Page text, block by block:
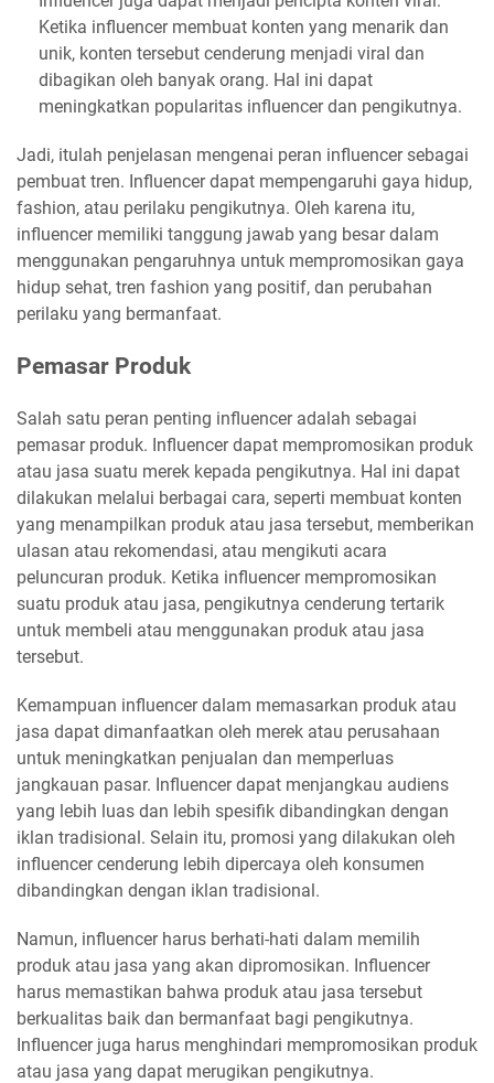
Ketika influencer membuat konten yang menarik dan
unik, konten tersebut cenderung menjadi viral dan
dibagikan oleh banyak orang. Hal ini dapat
meningkatkan popularitas influencer dan pengikutnya.
Jadi, itulah penjelasan mengenai peran influencer sebagai
pembuat tren. Influencer dapat mempengaruhi gaya hidup,
fashion, atau perilaku pengikutnya. Oleh karena itu,
influencer memiliki tanggung jawab yang besar dalam
menggunakan pengaruhnya untuk mempromosikan gaya
hidup sehat, tren fashion yang positif, dan perubahan
perilaku yang bermanfaat.
Pemasar Produk
Salah satu peran penting influencer adalah sebagai
pemasar produk. Influencer dapat mempromosikan produk
atau jasa suatu merek kepada pengikutnya. Hal ini dapat
dilakukan melalui berbagai cara, seperti membuat konten
yang menampilkan produk atau jasa tersebut, memberikan
ulasan atau rekomendasi, atau mengikuti acara
peluncuran produk. Ketika influencer mempromosikan
suatu produk atau jasa, pengikutnya cenderung tertarik
untuk membeli atau menggunakan produk atau jasa
tersebut.
Kemampuan influencer dalam memasarkan produk atau
jasa dapat dimanfaatkan oleh merek atau perusahaan
untuk meningkatkan penjualan dan memperluas
jangkauan pasar. Influencer dapat menjangkau audiens
yang lebih luas dan lebih spesifik dibandingkan dengan
iklan tradisional. Selain itu, promosi yang dilakukan oleh
influencer cenderung lebih dipercaya oleh konsumen
dibandingkan dengan iklan tradisional.
Namun, influencer harus berhati-hati dalam memilih
produk atau jasa yang akan dipromosikan. Influencer
harus memastikan bahwa produk atau jasa tersebut
berkualitas baik dan bermanfaat bagi pengikutnya.
Influencer juga harus menghindari mempromosikan produk
atau jasa yang dapat merugikan pengikutnya.